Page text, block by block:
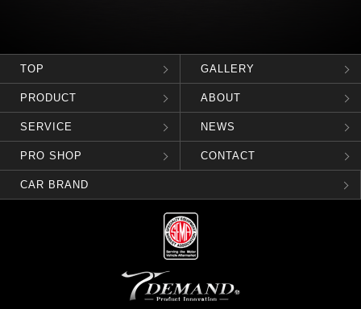
TOP GALLERY
PRODUCT ABOUT
SERVICE NEWS
PRO SHOP CONTACT
CAR BRAND